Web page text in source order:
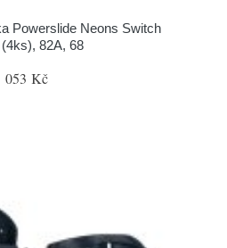
Powerslide Neons Switch
82A, 68
053 Kč